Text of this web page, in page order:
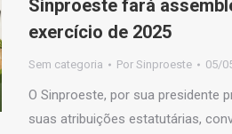
Sinproeste fará
exercício de 2025
Sem categoria Por Sinproeste 05/
O Sinproeste, por sua presidente
suas atribuições estatutárias,